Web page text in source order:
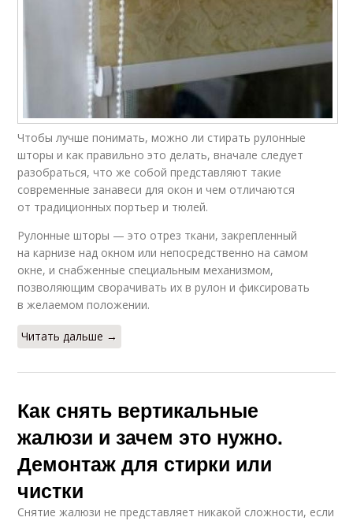
Чтобы лучше понимать, можно ли стирать рулонные
шторы и как правильно это делать, вначале следует
разобраться, что же собой представляют такие
современные занавеси для окон и чем отличаются
от традиционных портьер и тюлей.
Рулонные шторы — это отрез ткани, закрепленный
на карнизе над окном или непосредственно на самом
окне, и снабженные специальным механизмом,
позволяющим сворачивать их в рулон и фиксировать
в желаемом положении.
Читать дальше →
Как снять вертикальные
жалюзи и зачем это нужно.
Демонтаж для стирки или
чистки
Снятие жалюзи не представляет никакой сложности, если